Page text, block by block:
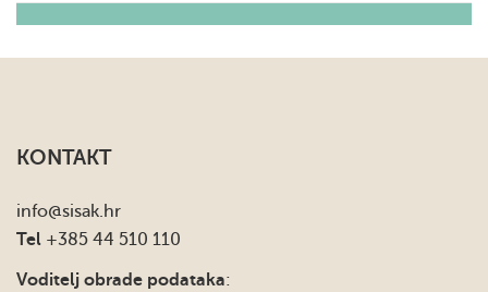
KONTAKT
info@sisak.hr
Tel +385 44 510 110
Voditelj obrade podataka: